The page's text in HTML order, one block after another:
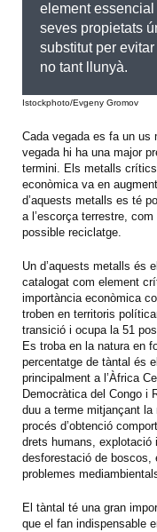
element
seves propietats
substitut per
no tant llunyà.
Istockphoto/Evgeny Gromov
Cada vegada es fa un us
vegada hi ha una major
termini. Els metalls
econòmica va en
d’aquests metalls es té
a l’escorça terrestre,
possible reciclatge.
Un d’aquests metalls és
catalogat com element
importància econòmica
troben en territoris
transició i ocupa la 51
Es troba en la natura en
percentatge de tàntal és
principalment a l’Àfrica
Democràtica del Congo i
duu a terme mitjançant
procés d’obtenció
drets humans, explotació
desforestació de boscos,
problemes
El tàntal té una gran
que el fan indispensable